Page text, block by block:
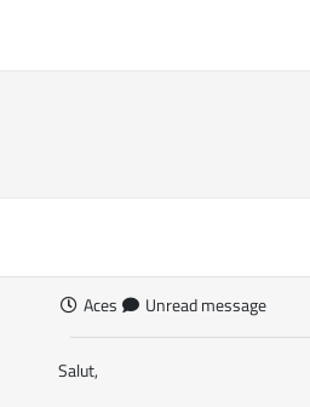
Aces Unread message
Salut,